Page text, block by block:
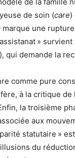
de soin (care)
marque une
»
), qui demande la
comme pure
à la critique de
la troisième
aux
statutaire »
du